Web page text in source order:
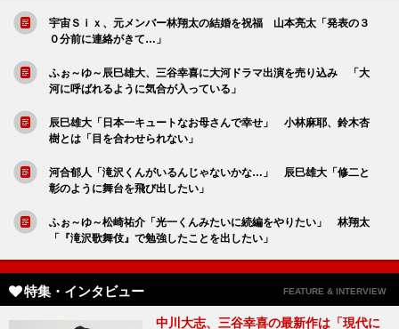
宇宙Ｓｉｘ、元メンバー林翔太の結婚を祝福 山本亮太「発表の３
０分前に連絡がきて…」
ふぉ～ゆ～辰巳雄大、三谷幸喜に大河ドラマ出演を売り込み 「大
河に呼ばれるように気合が入っている」
辰巳雄大「日本一キュートなお母さんで幸せ」 小林麻耶、鈴木杏
樹とは「目を合わせられない」
河合郁人「滝沢くんがいるんじゃないかな…」 辰巳雄大「修二と
彰のように舞台を飛び出したい」
ふぉ～ゆ～松崎祐介「光一くんみたいに続編をやりたい」 林翔太
「『滝沢歌舞伎』で勉強したことを出したい」
特集・インタビュー FEATURE & INTERVIEW
中川大志、三谷幸喜の最新作は「現代に